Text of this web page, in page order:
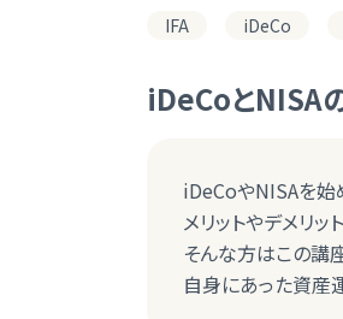
IFA
iDeCo
iDeCoとNISA
iDeCoやNISAを始
メリットやデメリッ
そんな方はこの講
自身にあった資産